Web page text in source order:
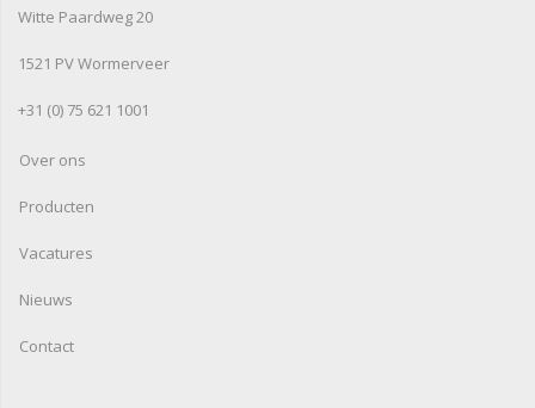
Witte Paardweg 20
1521 PV Wormerveer
+31 (0) 75 621 1001
Over ons
Producten
Vacatures
Nieuws
Contact